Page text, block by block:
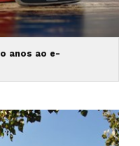
anos ao e-